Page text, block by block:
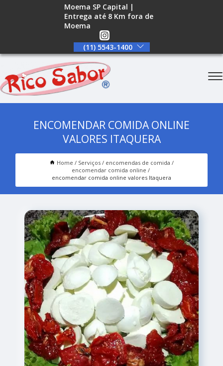
Moema SP Capital |
Entrega até 8 Km fora de
Moema
(11) 5543-1400
ENCOMENDAR COMIDA ONLINE
VALORES ITAQUERA
Home Serviços
encomendas de comida
encomendar comida online
encomendar comida online valores Itaquera